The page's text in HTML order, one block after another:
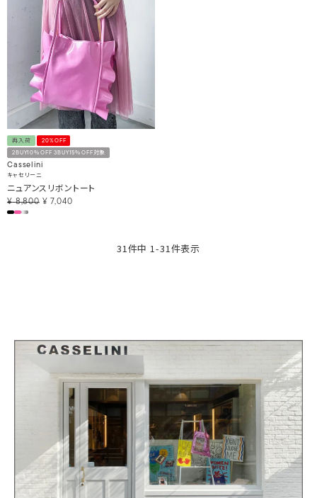
再入荷 20%OFF
2BUY10％OFF 3BUY15％OFF対象
Casselini
キャセリーニ
ニュアンスリボントート
¥ 8,800 ¥ 7,040
31 件中 1 -31 件表示